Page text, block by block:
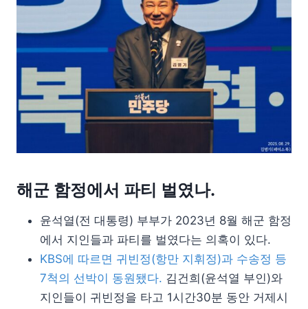
해군 함정에서 파티 벌였나.
윤석열(전 대통령) 부부가 2023년 8월 해군 함정
에서 지인들과 파티를 벌였다는 의혹이 있다.
KBS에 따르면 귀빈정(항만 지휘정)과 수송정 등
7척의 선박이 동원됐다. 김건희(윤석열 부인)와
지인들이 귀빈정을 타고 1시간30분 동안 거제시